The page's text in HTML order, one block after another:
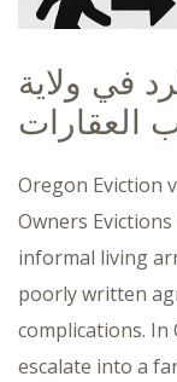
في ولاية
العقارات
Oregon Eviction
Owners
informal living
poorly written
complications.
escalate into a